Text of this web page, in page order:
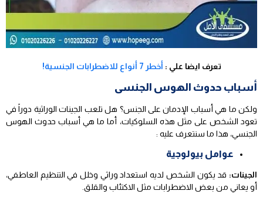
تعرف ايضا علي : أخطر 7 أنواع للاضطرابات الجنسية!
أسباب حدوث الهوس الجنسى
ولكن ما هي أسباب الإدمان على الجنس؟ هل تلعب الجينات الوراثية دوراً في
تعود الشخص على مثل هذه السلوكيات، أما ما هي أسباب حدوث الهوس
الجنسي، هذا ما سنتعرف عليه :
عوامل بيولوجية
الجينات: قد يكون الشخص لديه استعداد وراثي وخلل في التنظيم العاطفي،
أو يعاني من بعض الاضطرابات مثل الاكتئاب والقلق.